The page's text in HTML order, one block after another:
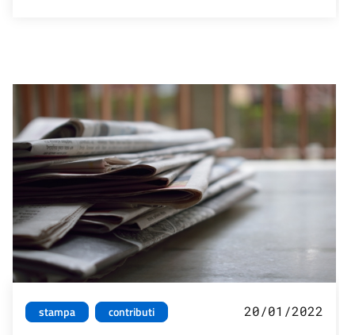
stampa contributi 20/01/2022